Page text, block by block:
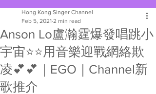
Anson Lo盧瀚霆爆發唱跳小
宇宙⭐️⭐️用音樂迎戰網絡欺
凌💕💕｜EGO｜Channel新
歌推介
Hong Kong Singer Channel
Feb 5, 2021 2 min read